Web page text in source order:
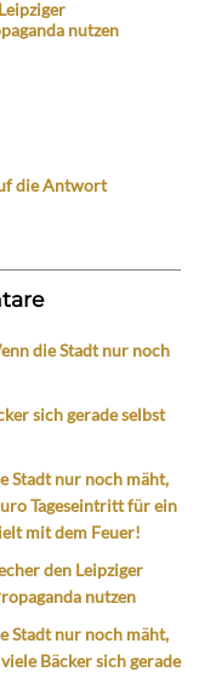
nutzen
die Antwort
die Stadt nur noch
sich gerade selbst
Stadt nur noch mäht,
Tageseintritt für ein
mit dem Feuer!
den Leipziger
nutzen
Stadt nur noch mäht,
Bäcker sich gerade